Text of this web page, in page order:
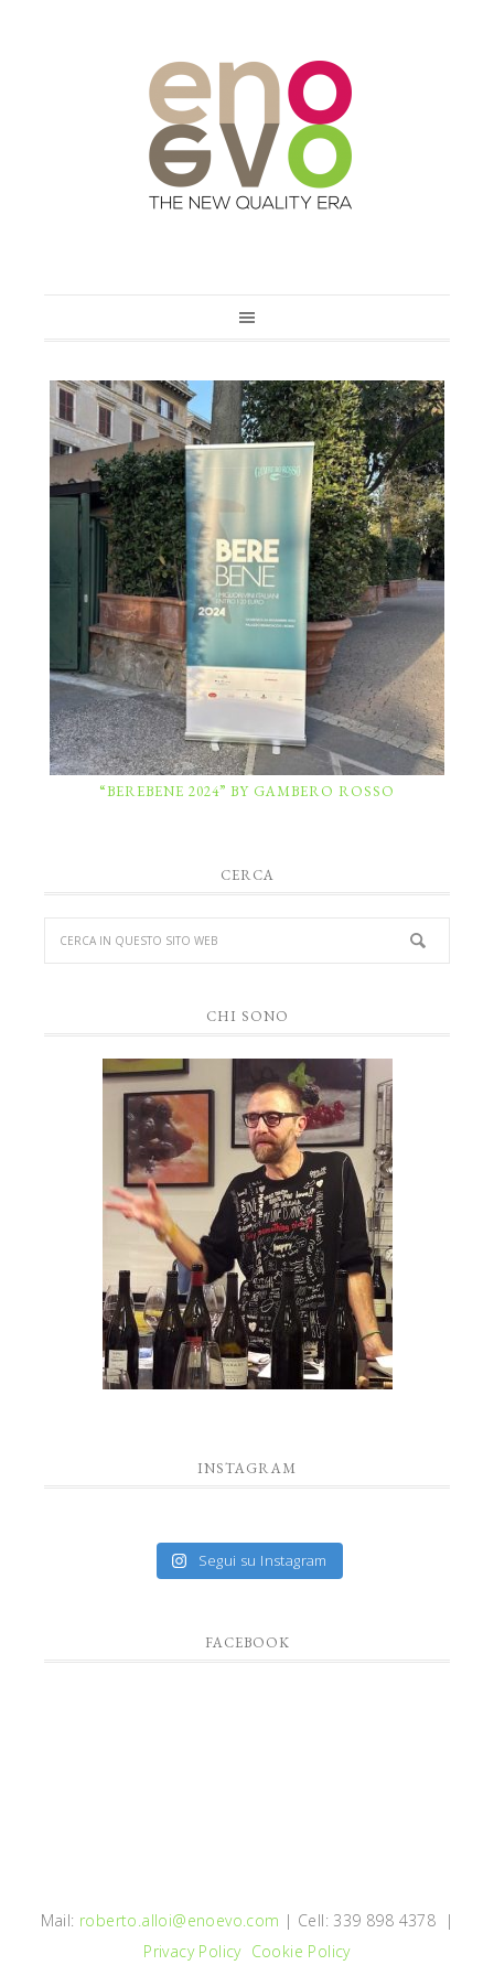
“BEREBENE 2024” BY GAMBERO ROSSO
CERCA
CHI SONO
INSTAGRAM
Segui su Instagram
FACEBOOK
Mail: roberto.alloi@enoevo.com | Cell: 339 898 4378 |
Privacy Policy Cookie Policy